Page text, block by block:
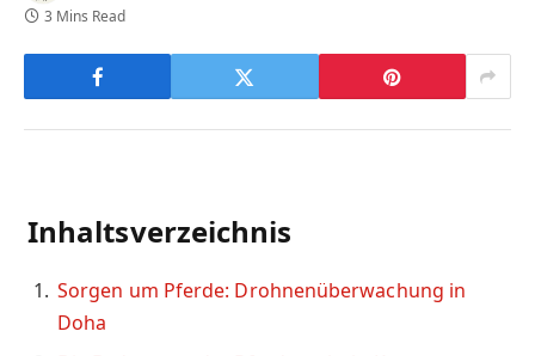
3 Mins Read
Inhaltsverzeichnis
Sorgen um Pferde: Drohnenüberwachung in
Doha